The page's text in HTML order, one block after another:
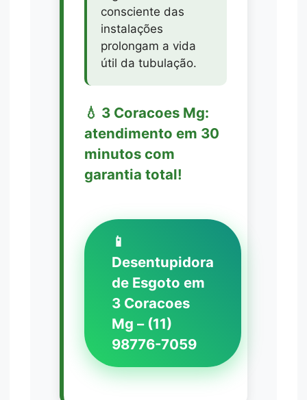
consciente das
instalações
prolongam a vida
útil da tubulação.
💧 3 Coracoes Mg:
atendimento em 30
minutos com
garantia total!
📱
Desentupidora
de Esgoto em
3 Coracoes
Mg – (11)
98776-7059